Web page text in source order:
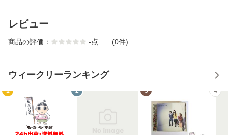
レビュー
商品の評価： -点 (0件)
ウィークリーランキング
1 2 3 4